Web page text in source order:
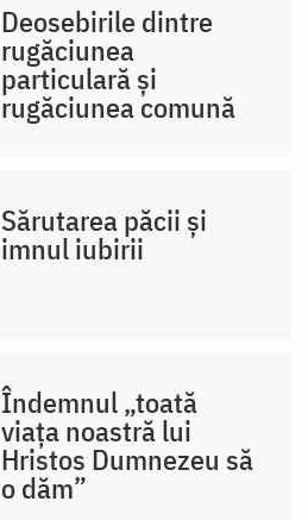
Deosebirile dintre
rugăciunea
particulară și
rugăciunea comună
Sărutarea păcii și
imnul iubirii
Îndemnul „toată
viața noastră lui
Hristos Dumnezeu să
o dăm”